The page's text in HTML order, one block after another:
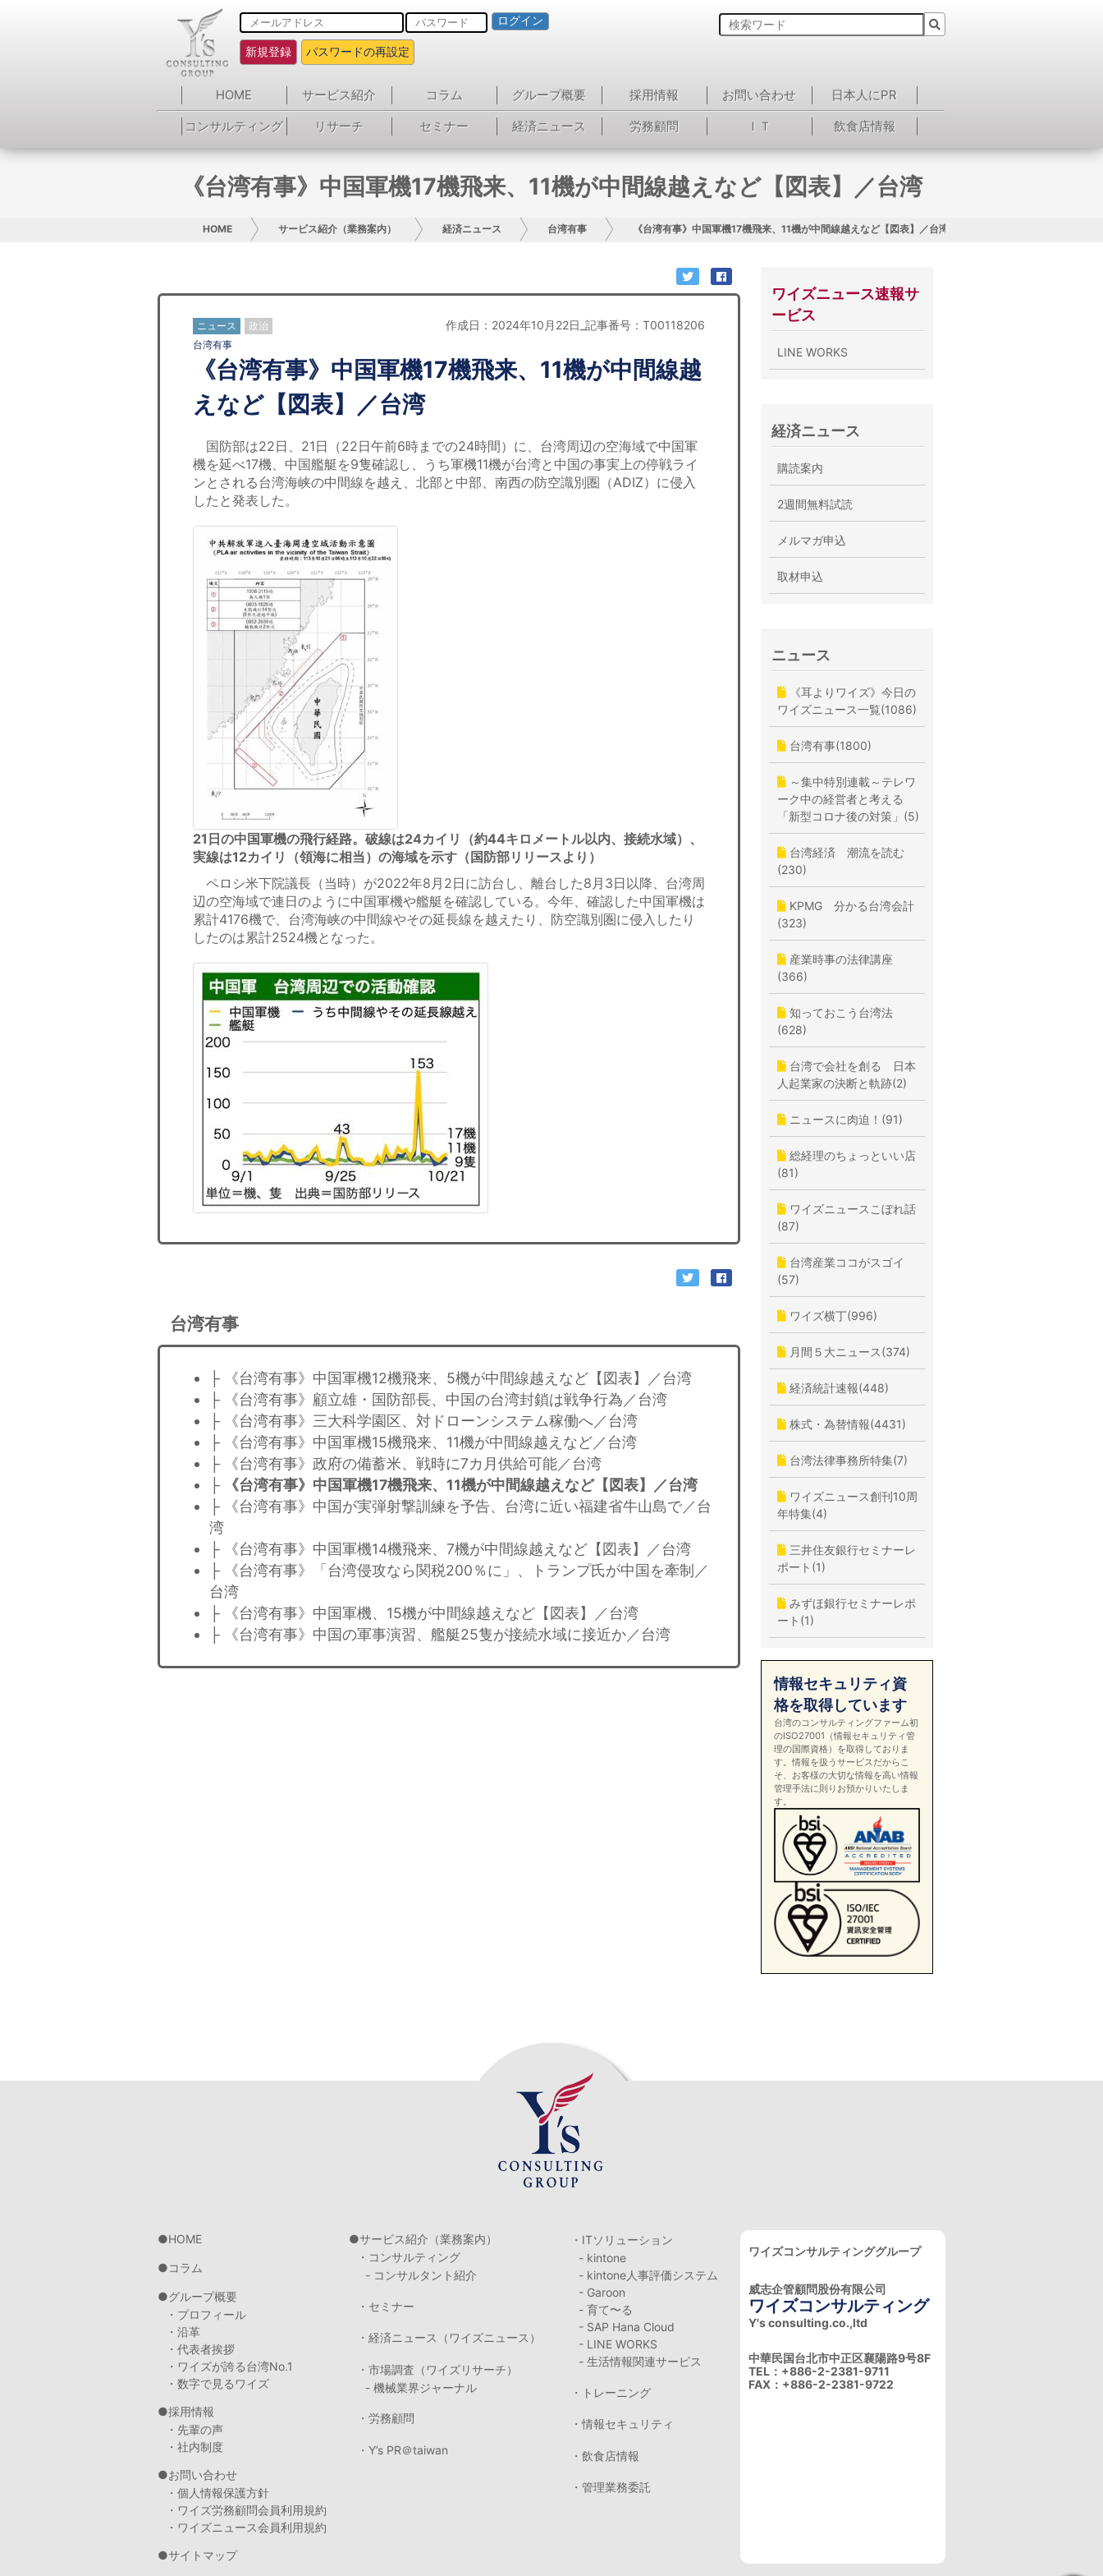
ログイン
新規登録 パスワードの再設定
HOME サービス紹介 コラム グループ概要 採用情報 お問い合わせ
日本人にPR
コンサルティング
リサーチ セミナー 経済ニュース 労務顧問 ＩＴ 飲食店情報
《台湾有事》中国軍機17機飛来、11機が中間線越えなど【図表】／台湾
HOME サービス紹介（業務案内） 経済ニュース 台湾有事 《台湾有事》中国軍機17機飛来、11機が中間線越えなど【図表】／台湾
ニュース 政治 作成日：2024年10月22日_記事番号：T00118206
台湾有事
《台湾有事》中国軍機17機飛来、11機が中間線越
えなど【図表】／台湾
国防部は22日、21日（22日午前6時までの24時間）に、台湾周辺の空海域で中国軍
機を延べ17機、中国艦艇を9隻確認し、うち軍機11機が台湾と中国の事実上の停戦ライ
ンとされる台湾海峡の中間線を越え、北部と中部、南西の防空識別圏（ADIZ）に侵入
したと発表した。
21日の中国軍機の飛行経路。破線は24カイリ（約44キロメートル以内、接続水域）、
実線は12カイリ（領海に相当）の海域を示す（国防部リリースより）
ペロシ米下院議長（当時）が2022年8月2日に訪台し、離台した8月3日以降、台湾周
辺の空海域で連日のように中国軍機や艦艇を確認している。今年、確認した中国軍機は
累計4176機で、台湾海峡の中間線やその延長線を越えたり、防空識別圏に侵入したり
したのは累計2524機となった。
台湾有事
├ 《台湾有事》中国軍機12機飛来、5機が中間線越えなど【図表】／台湾
├ 《台湾有事》顧立雄・国防部長、中国の台湾封鎖は戦争行為／台湾
├ 《台湾有事》三大科学園区、対ドローンシステム稼働へ／台湾
├ 《台湾有事》中国軍機15機飛来、11機が中間線越えなど／台湾
├ 《台湾有事》政府の備蓄米、戦時に7カ月供給可能／台湾
├
《台湾有事》中国軍機17機飛来、11機が中間線越えなど【図表】／台湾
├ 《台湾有事》中国が実弾射撃訓練を予告、台湾に近い福建省牛山島で／台
湾
├ 《台湾有事》中国軍機14機飛来、7機が中間線越えなど【図表】／台湾
├ 《台湾有事》「台湾侵攻なら関税200％に」、トランプ氏が中国を牽制／
台湾
├ 《台湾有事》中国軍機、15機が中間線越えなど【図表】／台湾
├ 《台湾有事》中国の軍事演習、艦艇25隻が接続水域に接近か／台湾
ワイズニュース速報サ
ービス
LINE WORKS
経済ニュース
購読案内
2週間無料試読
メルマガ申込
取材申込
ニュース
《耳よりワイズ》今日の
ワイズニュース一覧(1086)
台湾有事(1800)
～集中特別連載～テレワ
ーク中の経営者と考える
「新型コロナ後の対策」(5)
台湾経済 潮流を読む
(230)
KPMG 分かる台湾会計
(323)
産業時事の法律講座
(366)
知っておこう台湾法
(628)
台湾で会社を創る 日本
人起業家の決断と軌跡(2)
ニュースに肉迫！(91)
総経理のちょっといい店
(81)
ワイズニュースこぼれ話
(87)
台湾産業ココがスゴイ
(57)
ワイズ横丁(996)
月間５大ニュース(374)
経済統計速報(448)
株式・為替情報(4431)
台湾法律事務所特集(7)
ワイズニュース創刊10周
年特集(4)
三井住友銀行セミナーレ
ポート(1)
みずほ銀行セミナーレポ
ート(1)
情報セキュリティ資
格を取得しています
台湾のコンサルティングファーム初
のISO27001（情報セキュリティ管
理の国際資格）を取得しておりま
す。情報を扱うサービスだからこ
そ、お客様の大切な情報を高い情報
管理手法に則りお預かりいたしま
す。
HOME
コラム
グループ概要
・プロフィール
・沿革
・代表者挨拶
・ワイズが誇る台湾No.1
・数字で見るワイズ
採用情報
・先輩の声
・社内制度
お問い合わせ
・個人情報保護方針
・ワイズ労務顧問会員利用規約
・ワイズニュース会員利用規約
サイトマップ
サービス紹介（業務案内）
・コンサルティング
- コンサルタント紹介
・セミナー
・経済ニュース（ワイズニュース）
・市場調査（ワイズリサーチ）
- 機械業界ジャーナル
・労務顧問
・Y’s PR＠taiwan
・ITソリューション
- kintone
- kintone人事評価システム
- Garoon
- 育て〜る
- SAP Hana Cloud
- LINE WORKS
- 生活情報関連サービス
・トレーニング
・情報セキュリティ
・飲食店情報
・管理業務委託
ワイズコンサルティンググループ
威志企管顧問股份有限公司
ワイズコンサルティング
Y's consulting.co.,ltd
中華民国台北市中正区襄陽路9号8F
TEL：+886-2-2381-9711
FAX：+886-2-2381-9722